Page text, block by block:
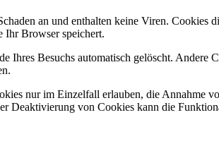
an und enthalten keine Viren. Cookies
Ihr Browser speichert.
Ihres Besuchs automatisch gelöscht. Andere
nur im Einzelfall erlauben, die Annahme
Deaktivierung von Cookies kann die